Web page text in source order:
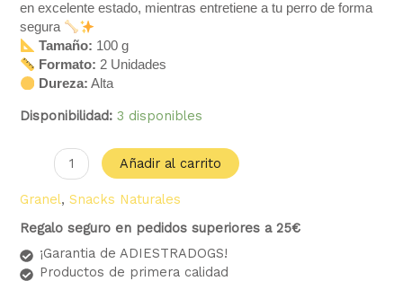
en excelente estado, mientras entretiene a tu perro de forma
segura
Tamaño: 100 g
Formato: 2 Unidades
Dureza: Alta
Disponibilidad: 3 disponibles
Añadir al carrito
Granel,Snacks Naturales
Regalo seguro en pedidos superiores a 25€
¡Garantia de ADIESTRADOGS!
Productos de primera calidad